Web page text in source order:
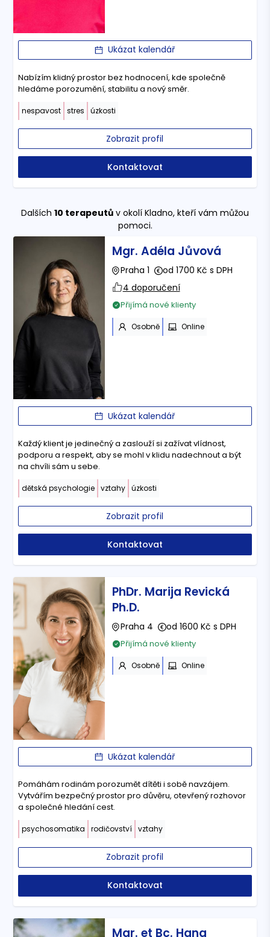
Ukázat kalendář
Nabízím klidný prostor bez hodnocení, kde společně
hledáme porozumění, stabilitu a nový směr.
nespavost stres úzkosti
Zobrazit profil
Kontaktovat
Dalších 10 terapeutů v okolí Kladno, kteří vám můžou
pomoci.
Mgr. Adéla Jůvová
Praha 1
od 1700 Kč s DPH
4 doporučení
Přijímá nové klienty
Osobně Online
Ukázat kalendář
Každý klient je jedinečný a zaslouží si zažívat vlídnost,
podporu a respekt, aby se mohl v klidu nadechnout a být
na chvíli sám u sebe.
dětská psychologie vztahy úzkosti
Zobrazit profil
Kontaktovat
PhDr. Marija Revická
Ph.D.
Praha 4 od 1600 Kč s DPH
Přijímá nové klienty
Osobně Online
Ukázat kalendář
Pomáhám rodinám porozumět dítěti i sobě navzájem.
Vytvářím bezpečný prostor pro důvěru, otevřený rozhovor
a společné hledání cest.
psychosomatika rodičovství vztahy
Zobrazit profil
Kontaktovat
Mgr. et Bc. Hana